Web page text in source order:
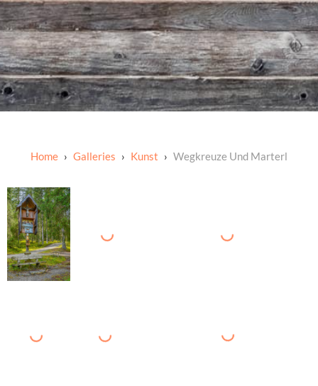
Galleries Kunst Wegkreuze Und Marterl